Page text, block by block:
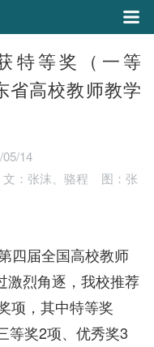
特等奖（一等
省高校教师教学
14
文：张沫、骆程
图：张
四届全国高校教师
激烈角逐，我校推荐
项，其中特等奖
等奖2项、优秀奖3